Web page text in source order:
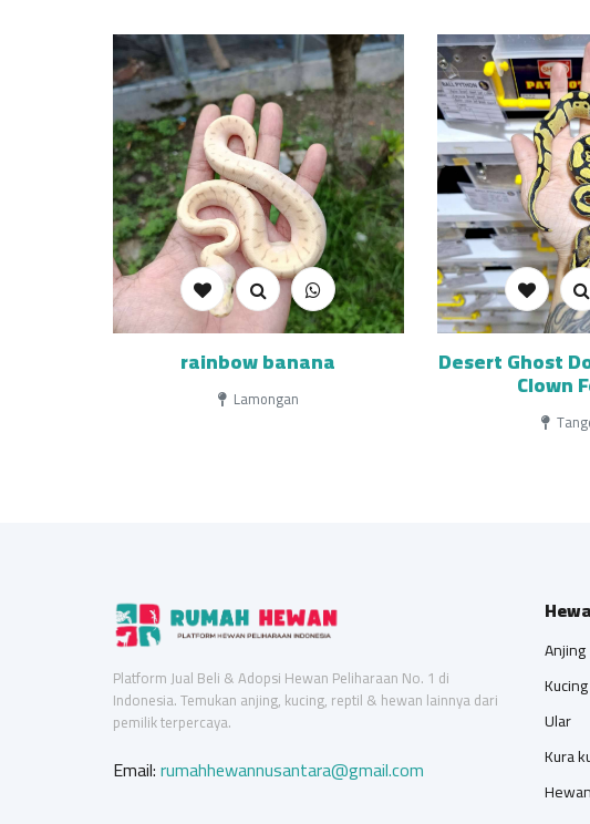
rainbow banana
Lamongan
Desert Ghost
Clown
Platform Jual Beli & Adopsi Hewan Peliharaan No. 1 di
Indonesia. Temukan anjing, kucing, reptil & hewan lainnya dari
pemilik terpercaya.
Email:rumahhewannusantara@gmail.com
Anjing
Kucing
Ular
Kura